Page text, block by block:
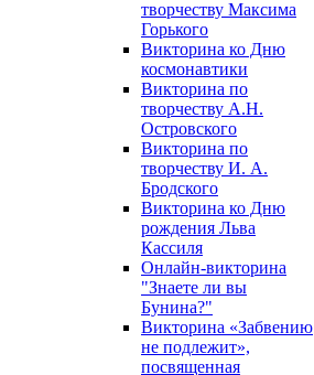
творчеству Максима
Горького
Викторина ко Дню
космонавтики
Викторина по
творчеству А.Н.
Островского
Викторина по
творчеству И. А.
Бродского
Викторина ко Дню
рождения Льва
Кассиля
Онлайн-викторина
"Знаете ли вы
Бунина?"
Викторина «Забвению
не подлежит»,
посвященная